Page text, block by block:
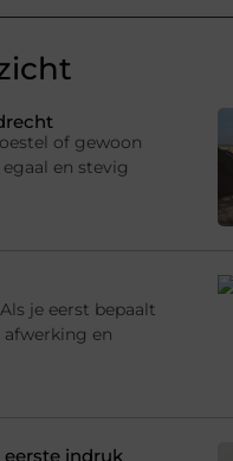
of gewoon
en stevig
je eerst bepaalt
en
indruk